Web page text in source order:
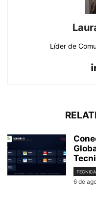
Líder de
6 de